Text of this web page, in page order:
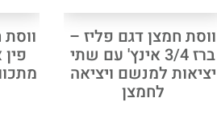
ווסת חמצן דגם פליז –
ברז 3/4 אינץ' עם שתי
יציאות למנשם ויציאה
לחמצן